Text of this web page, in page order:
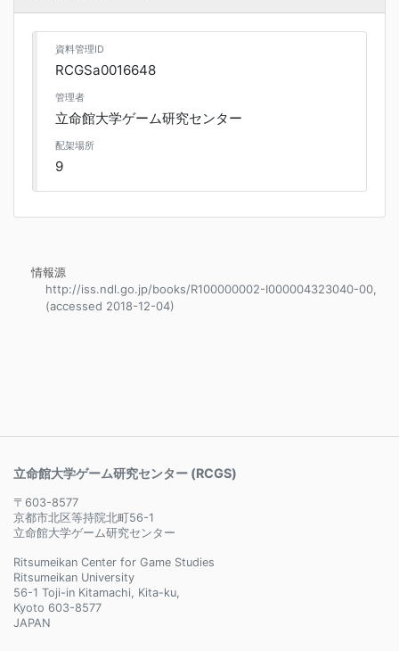
資料管理ID
RCGSa0016648
管理者
立命館大学ゲーム研究センター
配架場所
9
情報源
http://iss.ndl.go.jp/books/R100000002-I000004323040-00,
(accessed 2018-12-04)
立命館大学ゲーム研究センター (RCGS)
〒603-8577
京都市北区等持院北町56-1
立命館大学ゲーム研究センター
Ritsumeikan Center for Game Studies
Ritsumeikan University
56-1 Toji-in Kitamachi, Kita-ku,
Kyoto 603-8577
JAPAN